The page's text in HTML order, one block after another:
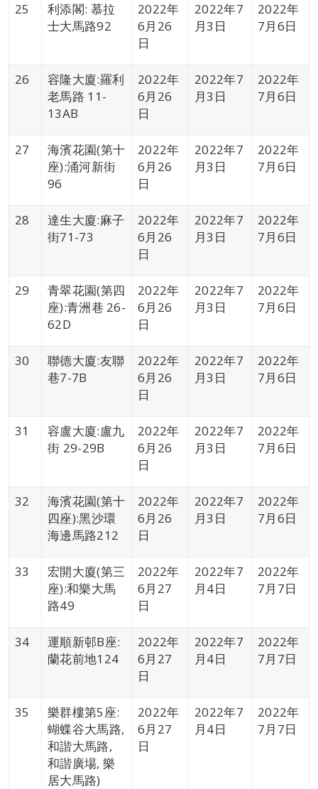
25
利添閣: 慕拉
士大馬路92
2022年
6月26
日
2022年7
月3日
2022年
7月6日
26
容隆大廈:羅利
老馬路 11-
13AB
2022年
6月26
日
2022年7
月3日
2022年
7月6日
27
海濱花園(第十
座):涌河新街
96
2022年
6月26
日
2022年7
月3日
2022年
7月6日
28
達生大廈:麻子
街71-73
2022年
6月26
日
2022年7
月3日
2022年
7月6日
29
青翠花園(第四
座):青洲巷 26-
62D
2022年
6月26
日
2022年7
月3日
2022年
7月6日
30
聯德大廈:友聯
巷7-7B
2022年
6月26
日
2022年7
月3日
2022年
7月6日
31
容盧大廈:盧九
街 29-29B
2022年
6月26
日
2022年7
月3日
2022年
7月6日
32
海濱花園(第十
四座):黑沙環
海邊馬路212
2022年
6月26
日
2022年7
月3日
2022年
7月6日
33
宏開大廈(第三
座):和樂大馬
路49
2022年
6月27
日
2022年7
月4日
2022年
7月7日
34
運順新邨B座:
蘭花前地124
2022年
6月27
日
2022年7
月4日
2022年
7月7日
35
樂群樓第5座:
蝴蝶谷大馬路,
和諧大馬路,
和諧廣場, 樂
居大馬路)
2022年
6月27
日
2022年7
月4日
2022年
7月7日